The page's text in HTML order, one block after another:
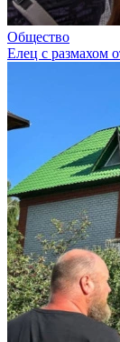
Общество
Елец с размахом